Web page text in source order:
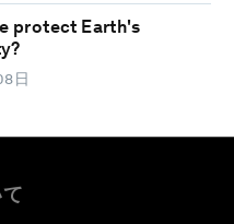
protect Earth's
日